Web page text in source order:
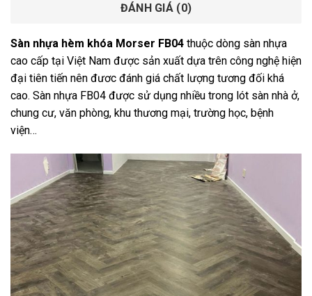
ĐÁNH GIÁ (0)
Sàn nhựa hèm khóa Morser FB04 thuộc dòng sàn nhựa
cao cấp tại Việt Nam được sản xuất dựa trên công nghệ hiện
đại tiên tiến nên đươc đánh giá chất lượng tương đối khá
cao. Sàn nhựa FB04 được sử dụng nhiều trong lót sàn nhà ở,
chung cư, văn phòng, khu thương mại, trường học, bệnh
viện…